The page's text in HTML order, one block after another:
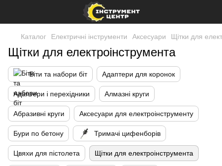
Каталог Електричні інструменти Аксесуари Щітки для
Щітки для електроінструмента
Біти та набори біт Адаптери для коронок
Адаптери і перехідники Алмазні круги
Абразивні круги Аксесуари для електроінструменту
Бури по бетону Тримачі цифенборів
Цвяхи для пістолета Щітки для електроінструмента